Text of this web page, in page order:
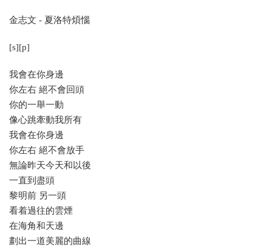
金志文 - 夏洛特煩惱
[s][p]
我會在你身邊
你左右 絕不會回頭
你的一舉一動
像心跳牽動我所有
我會在你身邊
你左右 絕不會放手
無論昨天今天和以後
一直到盡頭
黎明前 另一頭
看着過往的雲煙
在海角和天邊
劃出一道美麗的曲線